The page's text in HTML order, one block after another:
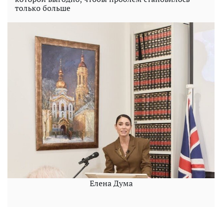
только больше
Елена Дума